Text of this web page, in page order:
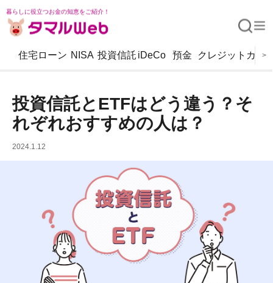
暮らしに役立つお金の知恵をご紹介！
住宅ローン NISA 投資信託 iDeCo 預金 クレジットカー
>
投資信託とETFはどう違う？そ
れぞれおすすめの人は？
2024.1.12